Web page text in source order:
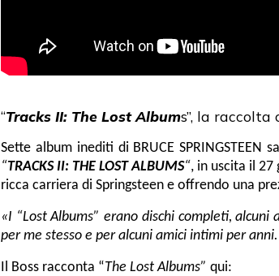
“Tracks II: The Lost Albums”, la
Sette album inediti di BRUCE
“TRACKS II: THE LOST ALBUMS“, in uscita il 27
ricca carriera di Springsteen e offrendo una
«I “Lost Albums” erano dischi completi,
per me stesso e per alcuni amici intimi per
Il Boss racconta “The Lost Albums” qui: